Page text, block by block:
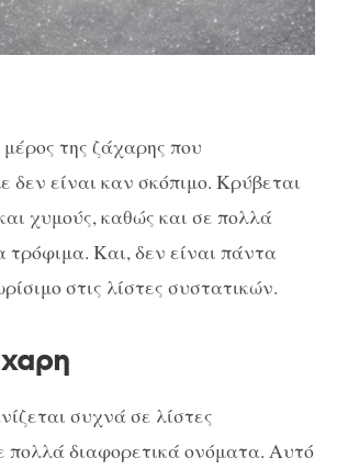
της ζάχαρης που
είναι καν σκόπιμο. Κρύβεται
χυμούς, καθώς και σε πολλά
Και, δεν είναι πάντα
στις λίστες συστατικών.
συχνά σε λίστες
πολλά διαφορετικά ονόματα. Αυτό